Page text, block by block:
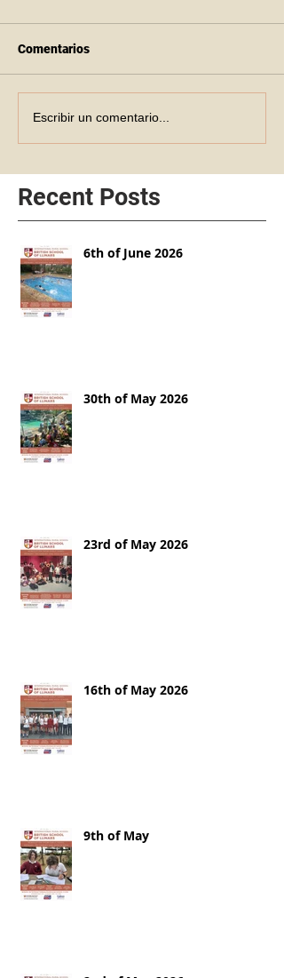
Comentarios
Escribir un comentario...
Recent Posts
6th of June 2026
30th of May 2026
23rd of May 2026
16th of May 2026
9th of May